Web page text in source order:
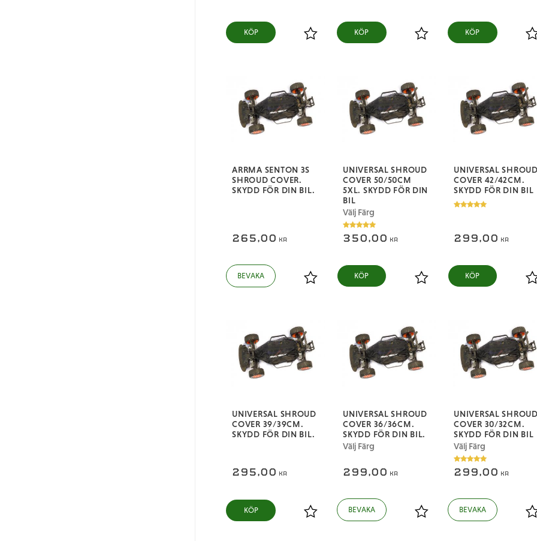
Lägg till i favoriter
KÖP
Lägg till i favoriter
KÖP KÖP
ARRMA SENTON 3S
SHROUD COVER.
SKYDD FÖR DIN BIL.
265,00 KR
Lägg till i favoriter
UNIVERSAL SHROUD
COVER 50/50CM
5XL. SKYDD FÖR DIN
BIL
Välj Färg
350,00 KR
Lägg till i favoriter
UNIVERSAL SHROUD
COVER 42/42CM.
SKYDD FÖR DIN BIL
299,00 KR
UNIVERSAL SHROUD
COVER 39/39CM.
SKYDD FÖR DIN BIL.
295,00 KR
Lägg till i favoriter
KÖP
UNIVERSAL SHROUD
COVER 36/36CM.
SKYDD FÖR DIN BIL.
Välj Färg
299,00 KR
Lägg till i favoriter
UNIVERSAL SHROUD
COVER 30/32CM.
SKYDD FÖR DIN BIL
Välj Färg
299,00 KR